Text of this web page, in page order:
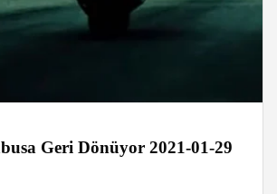
Geri Dönüyor 2021-01-29